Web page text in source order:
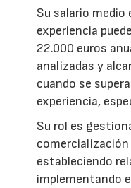
Su salario medio
experiencia
22.000 euros
analizadas y
cuando se
experiencia,
Su rol es
estableciendo
implementando